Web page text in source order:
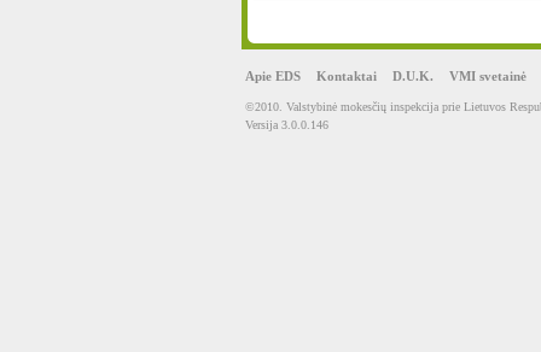
Apie EDS Kontaktai D.U.K. VMI svetainė
©2010. Valstybinė mokesčių inspekcija prie Lietuvos
Versija 3.0.0.146